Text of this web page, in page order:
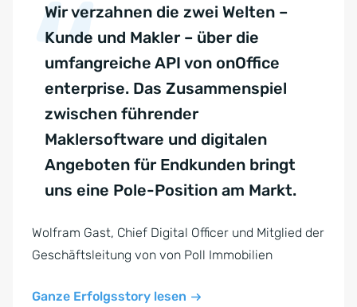
Wir verzahnen die zwei Welten –
Kunde und Makler – über die
umfangreiche API von onOffice
enterprise. Das Zusammenspiel
zwischen führender
Maklersoftware und digitalen
Angeboten für Endkunden bringt
uns eine Pole-Position am Markt.
Wolfram Gast, Chief Digital Officer und Mitglied der
Geschäftsleitung von von Poll Immobilien
Ganze Erfolgsstory lesen